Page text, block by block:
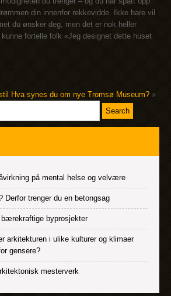
din innenfor rekkevidde. Ikke bare vil
du ønsker deg, men det er nok heller
fortelle folk «Jeg designet dette huset
Hva synes du om nye Tromsø Museum? »
på mental helse og velvære
Derfor trenger du en betongsag
bærekraftige byprosjekter
arkitekturen i ulike kulturer og klimaer
gensere?
mesterverk